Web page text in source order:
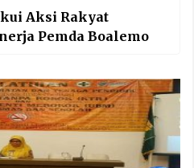
Aksi Rakyat
Pemda Boalemo